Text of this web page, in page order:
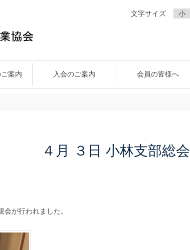
文字サイズ 小
案内 入会のご案内 会員の皆様へ
部
４月 ３日 小林支部総会
が行われました。